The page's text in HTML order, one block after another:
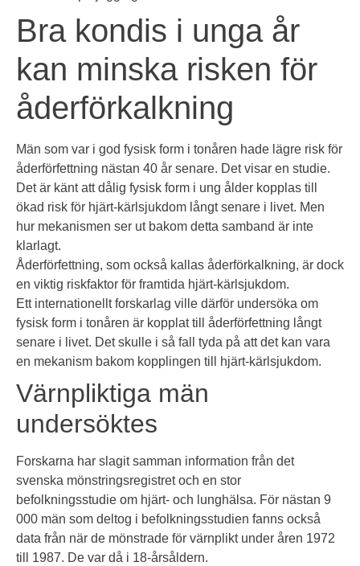
Bra kondis i unga år
kan minska risken för
åderförkalkning
Män som var i god fysisk form i tonåren hade lägre risk för
åderförfettning nästan 40 år senare. Det visar en studie.
Det är känt att dålig fysisk form i ung ålder kopplas till
ökad risk för hjärt-kärlsjukdom långt senare i livet. Men
hur mekanismen ser ut bakom detta samband är inte
klarlagt.
Åderförfettning, som också kallas åderförkalkning, är dock
en viktig riskfaktor för framtida hjärt-kärlsjukdom.
Ett internationellt forskarlag ville därför undersöka om
fysisk form i tonåren är kopplat till åderförfettning långt
senare i livet. Det skulle i så fall tyda på att det kan vara
en mekanism bakom kopplingen till hjärt-kärlsjukdom.
Värnpliktiga män
undersöktes
Forskarna har slagit samman information från det
svenska mönstringsregistret och en stor
befolkningsstudie om hjärt- och lunghälsa. För nästan 9
000 män som deltog i befolkningsstudien fanns också
data från när de mönstrade för värnplikt under åren 1972
till 1987. De var då i 18-årsåldern.